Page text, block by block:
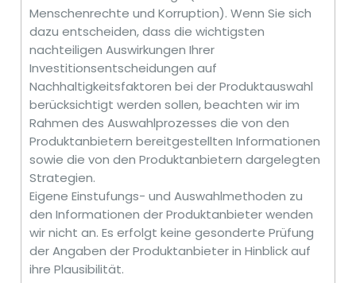
Menschenrechte und Korruption). Wenn Sie sich
dazu entscheiden, dass die wichtigsten
nachteiligen Auswirkungen Ihrer
Investitionsentscheidungen auf
Nachhaltigkeitsfaktoren bei der Produktauswahl
berücksichtigt werden sollen, beachten wir im
Rahmen des Auswahlprozesses die von den
Produktanbietern bereitgestellten Informationen
sowie die von den Produktanbietern dargelegten
Strategien.
Eigene Einstufungs- und Auswahlmethoden zu
den Informationen der Produktanbieter wenden
wir nicht an. Es erfolgt keine gesonderte Prüfung
der Angaben der Produktanbieter in Hinblick auf
ihre Plausibilität.